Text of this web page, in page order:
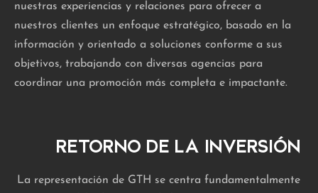
nuestras experiencias y relaciones para ofrecer a
nuestros clientes un enfoque estratégico, basado en la
información y orientado a soluciones conforme a sus
objetivos, trabajando con diversas agencias para
coordinar una promoción más completa e impactante.
RETORNO DE LA INVERSIÓN
La representación de GTH se centra fundamentalmente